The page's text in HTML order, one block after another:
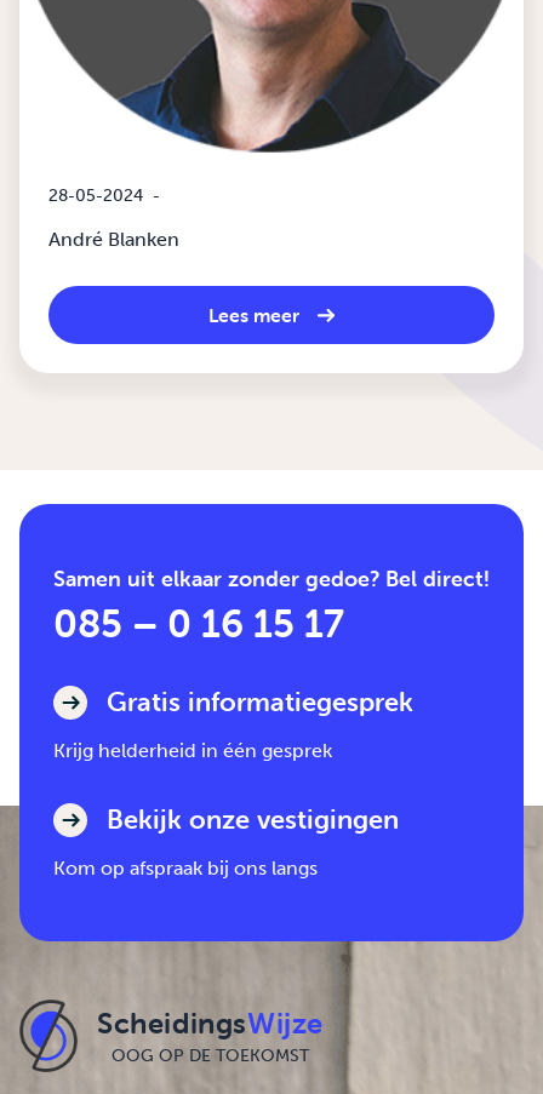
28-05-2024 -
André Blanken
Lees meer
Samen uit elkaar zonder gedoe? Bel direct!
085 – 0 16 15 17
Gratis informatiegesprek
Krijg helderheid in één gesprek
Bekijk onze vestigingen
Kom op afspraak bij ons langs
ScheidingsWijze
OOG OP DE TOEKOMST